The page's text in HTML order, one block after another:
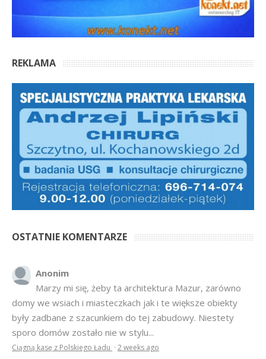
REKLAMA
OSTATNIE KOMENTARZE
Anonim
Marzy mi się, żeby ta architektura Mazur, zarówno
domy we wsiach i miasteczkach jak i te większe obiekty
były zadbane z szacunkiem do tej zabudowy. Niestety
sporo domów zostało nie w stylu...
Ciągną kasę z Polskiego Ładu · 2 weeks ago